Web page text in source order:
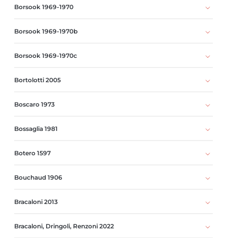
Borsook 1969-1970
Borsook 1969-1970b
Borsook 1969-1970c
Bortolotti 2005
Boscaro 1973
Bossaglia 1981
Botero 1597
Bouchaud 1906
Bracaloni 2013
Bracaloni, Dringoli, Renzoni 2022